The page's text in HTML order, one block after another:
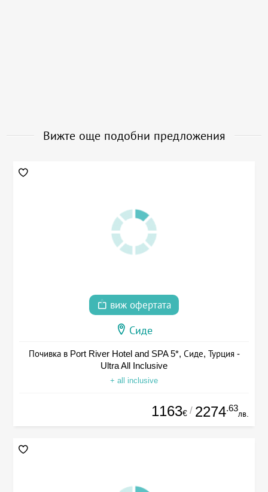
Вижте още подобни предложения
виж офертата
Сиде
Почивка в Port River Hotel and SPA 5*, Сиде, Турция -
Ultra All Inclusive
+ all inclusive
1163€ / 2274.63
лв.